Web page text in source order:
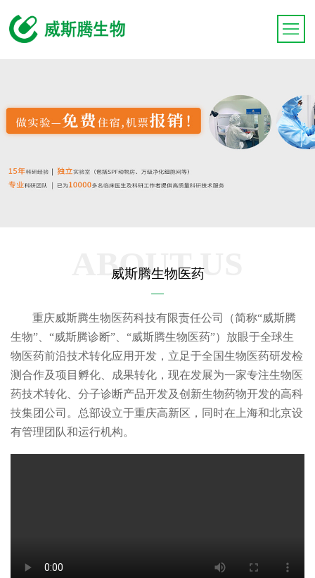
威斯腾生物医药
ABOUT US
重庆威斯腾生物医药科技有限责任公司（简称“威斯腾
生物”、“威斯腾诊断”、“威斯腾生物医药”）放眼于全球生
物医药前沿技术转化应用开发，立足于全国生物医药研发检
测合作及项目孵化、成果转化，现在发展为一家专注生物医
药技术转化、分子诊断产品开发及创新生物药物开发的高科
技集团公司。总部设立于重庆高新区，同时在上海和北京设
有管理团队和运行机构。